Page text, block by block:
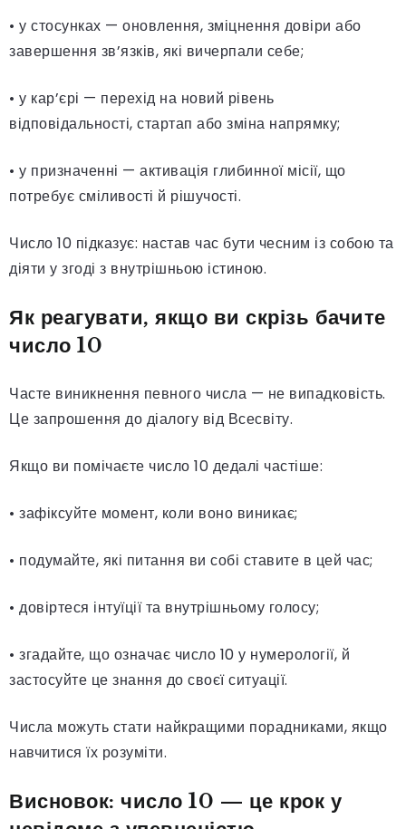
• у стосунках — оновлення, зміцнення довіри або
завершення зв’язків, які вичерпали себе;
• у кар’єрі — перехід на новий рівень
відповідальності, стартап або зміна напрямку;
• у призначенні — активація глибинної місії, що
потребує сміливості й рішучості.
Число 10 підказує: настав час бути чесним із собою та
діяти у згоді з внутрішньою істиною.
Як реагувати, якщо ви скрізь бачите
число 10
Часте виникнення певного числа — не випадковість.
Це запрошення до діалогу від Всесвіту.
Якщо ви помічаєте число 10 дедалі частіше:
• зафіксуйте момент, коли воно виникає;
• подумайте, які питання ви собі ставите в цей час;
• довіртеся інтуїції та внутрішньому голосу;
• згадайте, що означає число 10 у нумерології, й
застосуйте це знання до своєї ситуації.
Числа можуть стати найкращими порадниками, якщо
навчитися їх розуміти.
Висновок: число 10 — це крок у